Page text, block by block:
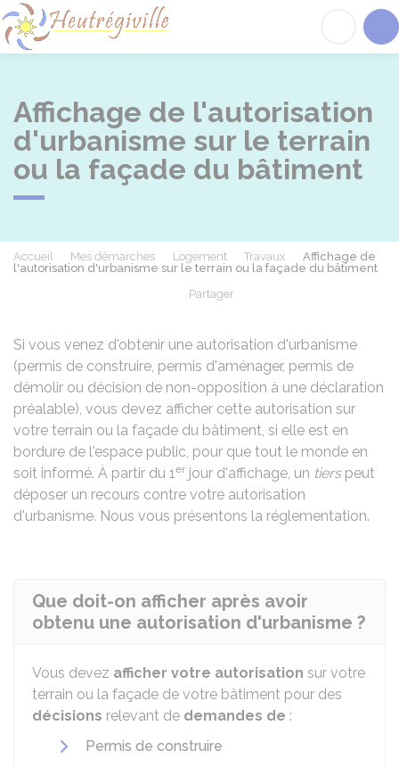
Affichage de l'autorisation
d'urbanisme sur le terrain
ou la façade du bâtiment
Accueil Mes démarches Logement Travaux
Affichage de
l'autorisation d'urbanisme sur le terrain ou la façade du bâtiment
Partager
Si vous venez d'obtenir une autorisation d'urbanisme
(permis de construire, permis d'aménager, permis de
démolir ou décision de non-opposition à une déclaration
préalable), vous devez afficher cette autorisation sur
votre terrain ou la façade du bâtiment, si elle est en
bordure de l'espace public, pour que tout le monde en
soit informé. À partir du 1er jour d'affichage, un tierspeut
déposer un recours contre votre autorisation
d'urbanisme. Nous vous présentons la réglementation.
Que doit-on afficher après avoir
obtenu une autorisation d'urbanisme ?
Vous devez afficher votre autorisation sur votre
terrain ou la façade de votre bâtiment pour des
décisions relevant de demandes de :
Permis de construire